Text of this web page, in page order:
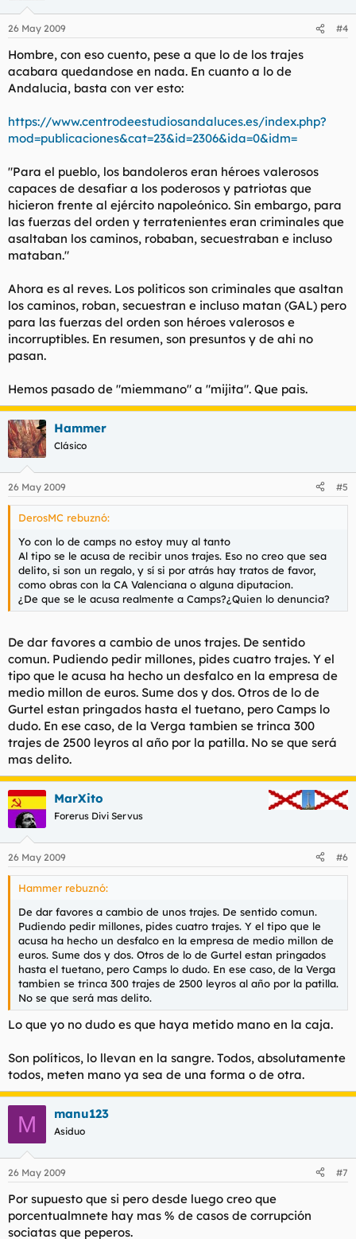
26 May 2009 #4
Hombre, con eso cuento, pese a que lo de los trajes
acabara quedandose en nada. En cuanto a lo de
Andalucia, basta con ver esto:
https://www.centrodeestudiosandaluces.es/index.php?
mod=publicaciones&cat=23&id=2306&ida=0&idm=
"Para el pueblo, los bandoleros eran héroes valerosos
capaces de desafiar a los poderosos y patriotas que
hicieron frente al ejército napoleónico. Sin embargo, para
las fuerzas del orden y terratenientes eran criminales que
asaltaban los caminos, robaban, secuestraban e incluso
mataban."
Ahora es al reves. Los politicos son criminales que asaltan
los caminos, roban, secuestran e incluso matan (GAL) pero
para las fuerzas del orden son héroes valerosos e
incorruptibles. En resumen, son presuntos y de ahi no
pasan.
Hemos pasado de "miemmano" a "mijita". Que pais.
Hammer
Clásico
26 May 2009 #5
DerosMC rebuznó:
Yo con lo de camps no estoy muy al tanto
Al tipo se le acusa de recibir unos trajes. Eso no creo que sea
delito, si son un regalo, y sí si por atrás hay tratos de favor,
como obras con la CA Valenciana o alguna diputacion.
¿De que se le acusa realmente a Camps?¿Quien lo denuncia?
De dar favores a cambio de unos trajes. De sentido
comun. Pudiendo pedir millones, pides cuatro trajes. Y el
tipo que le acusa ha hecho un desfalco en la empresa de
medio millon de euros. Sume dos y dos. Otros de lo de
Gurtel estan pringados hasta el tuetano, pero Camps lo
dudo. En ese caso, de la Verga tambien se trinca 300
trajes de 2500 leyros al año por la patilla. No se que será
mas delito.
MarXito
Forerus Divi Servus
26 May 2009 #6
Hammer rebuznó:
De dar favores a cambio de unos trajes. De sentido comun.
Pudiendo pedir millones, pides cuatro trajes. Y el tipo que le
acusa ha hecho un desfalco en la empresa de medio millon de
euros. Sume dos y dos. Otros de lo de Gurtel estan pringados
hasta el tuetano, pero Camps lo dudo. En ese caso, de la Verga
tambien se trinca 300 trajes de 2500 leyros al año por la patilla.
No se que será mas delito.
Lo que yo no dudo es que haya metido mano en la caja.
Son políticos, lo llevan en la sangre. Todos, absolutamente
todos, meten mano ya sea de una forma o de otra.
M manu123
Asiduo
26 May 2009 #7
Por supuesto que si pero desde luego creo que
porcentualmnete hay mas % de casos de corrupción
sociatas que peperos.